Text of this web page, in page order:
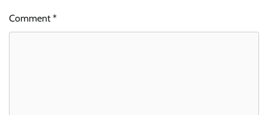
Comment*